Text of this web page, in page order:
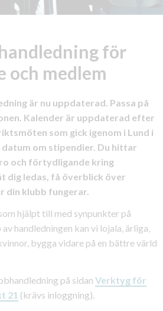
för
och medlem
är nu uppdaterad. Passa på
Kalender är uppdaterad efter
som gick igenom i Lund i
datum om stipendier. Du hittar
och förtydligande kring
dig ledas, få överblick över
din klubb fungerar.
hjälpt till med synpunkter på
handledningen kan vi lojala, ärliga,
bygga vidare på en bättre värld
på sidan Verktyg för
21 (krävs inloggning).